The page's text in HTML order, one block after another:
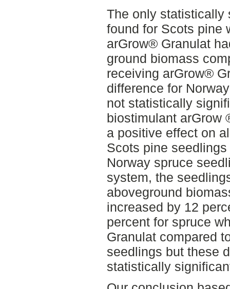
The only statistically
found for Scots pine
arGrow® Granulat
ground biomass
receiving arGrow®
difference for
not statistically
biostimulant arGrow
a positive effect on
Scots pine
Norway spruce
system, the
aboveground
increased by 12
percent for spruce
Granulat compared
seedlings but these
statistically